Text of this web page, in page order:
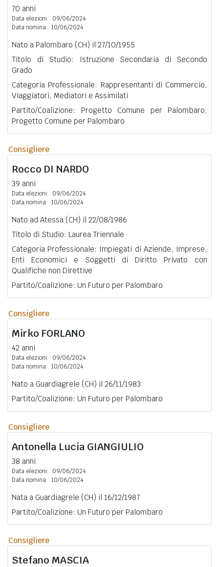
70 anni
Data elezioni:
09/06/2024
Data nomina: 10/06/2024
Nato a Palombaro (CH) il 27/10/1955
Titolo di Studio: Istruzione Secondaria di Secondo
Grado
Categoria Professionale: Rappresentanti di Commercio,
Viaggiatori, Mediatori e Assimilati
Partito/Coalizione: Progetto Comune per Palombaro,
Progetto Comune per Palombaro
Consigliere
Rocco DI NARDO
39 anni
Data elezioni:
09/06/2024
Data nomina: 10/06/2024
Nato ad Atessa (CH) il 22/08/1986
Titolo di Studio: Laurea Triennale
Categoria Professionale: Impiegati di Aziende, Imprese,
Enti Economici e Soggetti di Diritto Privato con
Qualifiche non Direttive
Partito/Coalizione: Un Futuro per Palombaro
Consigliere
Mirko FORLANO
42 anni
Data elezioni:
09/06/2024
Data nomina: 10/06/2024
Nato a Guardiagrele (CH) il 26/11/1983
Partito/Coalizione: Un Futuro per Palombaro
Consigliere
Antonella Lucia GIANGIULIO
38 anni
Data elezioni:
09/06/2024
Data nomina: 10/06/2024
Nata a Guardiagrele (CH) il 16/12/1987
Partito/Coalizione: Un Futuro per Palombaro
Consigliere
Stefano MASCIA